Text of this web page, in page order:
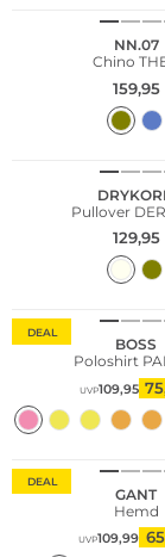
NN.07
Chino
159,95
Pullover
129,95
DEAL
BOSS
Poloshirt
UVP109,95
DEAL
GANT
Hemd
UVP109,99